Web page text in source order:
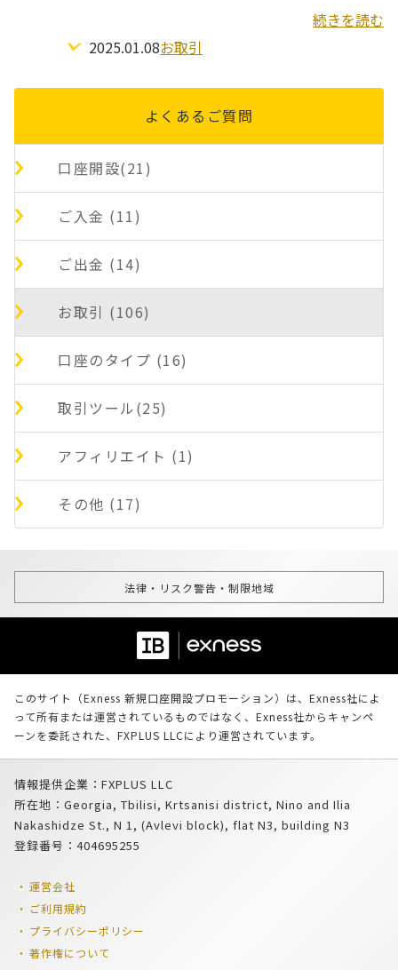
続きを読む
2025.01.08お取引
よくあるご質問
口座開設(21)
ご入金 (11)
ご出金 (14)
お取引 (106)
口座のタイプ (16)
取引ツール(25)
アフィリエイト (1)
その他 (17)
法律・リスク警告・制限地域
このサイト（Exness 新規口座開設プロモーション）は、Exness社によ
って所有または運営されているものではなく、Exness社からキャンペ
ーンを委託された、FXPLUS LLCにより運営されています。
情報提供企業：FXPLUS LLC
所在地：Georgia, Tbilisi, Krtsanisi district, Nino and Ilia
Nakashidze St., N 1, (Avlevi block), flat N3, building N3
登録番号：404695255
運営会社
ご利用規約
プライバシーポリシー
著作権について